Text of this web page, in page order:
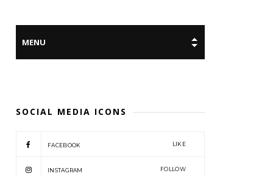
SOCIAL MEDIA ICONS
FACEBOOK LIKE
INSTAGRAM FOLLOW